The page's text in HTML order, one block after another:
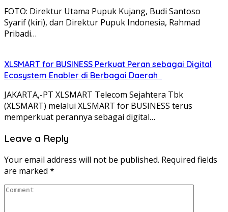
FOTO: Direktur Utama Pupuk Kujang, Budi Santoso
Syarif (kiri), dan Direktur Pupuk Indonesia, Rahmad
Pribadi…
XLSMART for BUSINESS Perkuat Peran sebagai Digital
Ecosystem Enabler di Berbagai Daerah
JAKARTA,-PT XLSMART Telecom Sejahtera Tbk
(XLSMART) melalui XLSMART for BUSINESS terus
memperkuat perannya sebagai digital…
Leave a Reply
Your email address will not be published. Required fields
are marked *